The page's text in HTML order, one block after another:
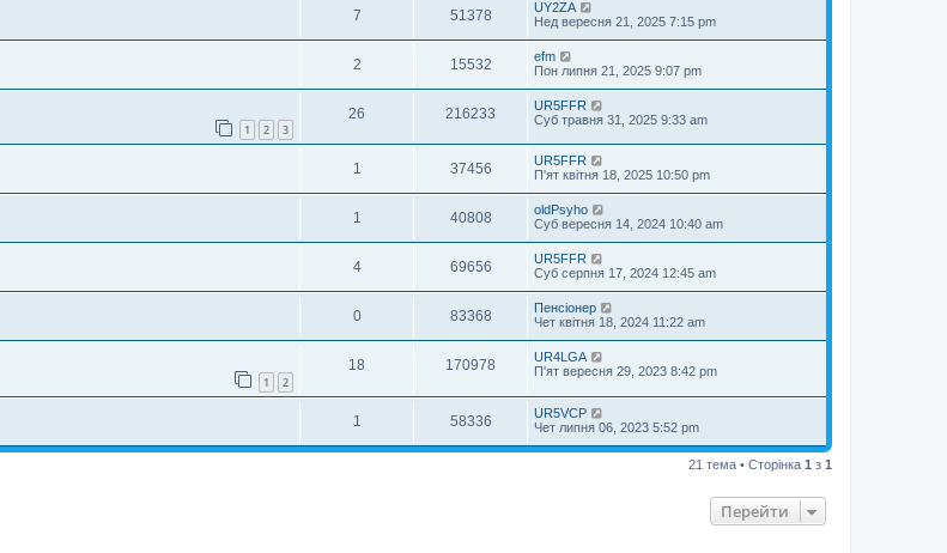
7 51378
UY2ZA
Нед вересня 21, 2025 7:15 pm
2 15532
efm
Пон липня 21, 2025 9:07 pm
1 2 3
26 216233
UR5FFR
Суб травня 31, 2025 9:33 am
1 37456
UR5FFR
П'ят квітня 18, 2025 10:50 pm
1 40808
oldPsyho
Суб вересня 14, 2024 10:40 am
4 69656
UR5FFR
Суб серпня 17, 2024 12:45 am
0 83368
Пенсіонер
Чет квітня 18, 2024 11:22 am
1 2
18 170978
UR4LGA
П'ят вересня 29, 2023 8:42 pm
1 58336
UR5VCP
Чет липня 06, 2023 5:52 pm
21 тема • Сторінка 1 з 1
Перейти